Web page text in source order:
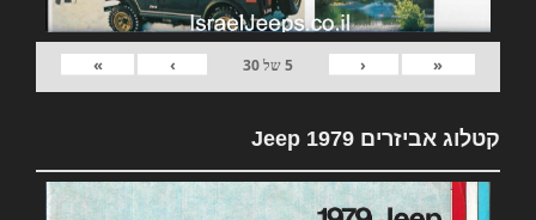
«
‹
5של30
›
»
קטלוג אביזרים 1979 Jeep